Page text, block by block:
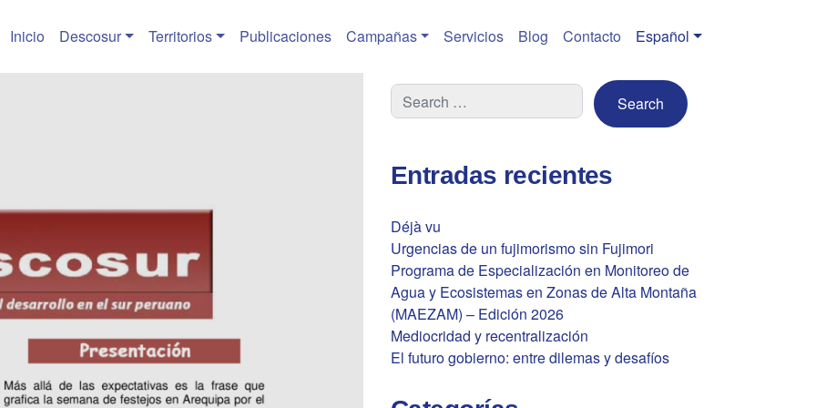
Inicio Descosur Territorios Publicaciones Campañas Servicios Blog Contacto Español
Entradas recientes
Déjà vu
Urgencias de un fujimorismo sin Fujimori
Programa de Especialización en Monitoreo de
Agua y Ecosistemas en Zonas de Alta Montaña
(MAEZAM) – Edición 2026
Mediocridad y recentralización
El futuro gobierno: entre dilemas y desafíos